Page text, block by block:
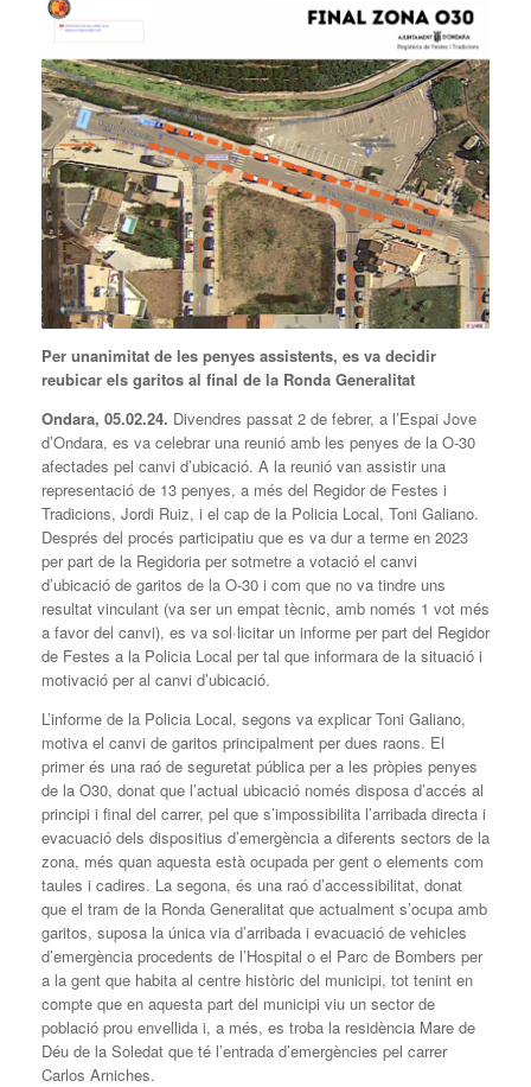
Per unanimitat de les penyes assistents, es va decidir
reubicar els garitos al final de la Ronda Generalitat
Ondara, 05.02.24. Divendres passat 2 de febrer, a l’Espai Jove
d’Ondara, es va celebrar una reunió amb les penyes de la O-30
afectades pel canvi d’ubicació. A la reunió van assistir una
representació de 13 penyes, a més del Regidor de Festes i
Tradicions, Jordi Ruiz, i el cap de la Policia Local, Toni Galiano.
Després del procés participatiu que es va dur a terme en 2023
per part de la Regidoria per sotmetre a votació el canvi
d’ubicació de garitos de la O-30 i com que no va tindre uns
resultat vinculant (va ser un empat tècnic, amb només 1 vot més
a favor del canvi), es va sol·licitar un informe per part del Regidor
de Festes a la Policia Local per tal que informara de la situació i
motivació per al canvi d’ubicació.
L’informe de la Policia Local, segons va explicar Toni Galiano,
motiva el canvi de garitos principalment per dues raons. El
primer és una raó de seguretat pública per a les pròpies penyes
de la O30, donat que l’actual ubicació només disposa d’accés al
principi i final del carrer, pel que s’impossibilita l’arribada directa i
evacuació dels dispositius d’emergència a diferents sectors de la
zona, més quan aquesta està ocupada per gent o elements com
taules i cadires. La segona, és una raó d’accessibilitat, donat
que el tram de la Ronda Generalitat que actualment s’ocupa amb
garitos, suposa la única via d’arribada i evacuació de vehicles
d’emergència procedents de l’Hospital o el Parc de Bombers per
a la gent que habita al centre històric del municipi, tot tenint en
compte que en aquesta part del municipi viu un sector de
població prou envellida i, a més, es troba la residència Mare de
Déu de la Soledat que té l’entrada d’emergències pel carrer
Carlos Arniches.